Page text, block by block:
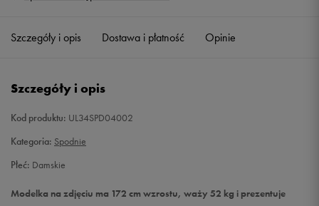
S Powiadom o dostępności
Szczegóły i opis Dostawa i płatność Opinie
Szczegóły i opis
Kod produktu: UL34SPD04002
Kategoria: Spodnie
Płeć: Damskie
Modelka na zdjęciu ma 172 cm wzrostu, waży 52 kg i prezentuje